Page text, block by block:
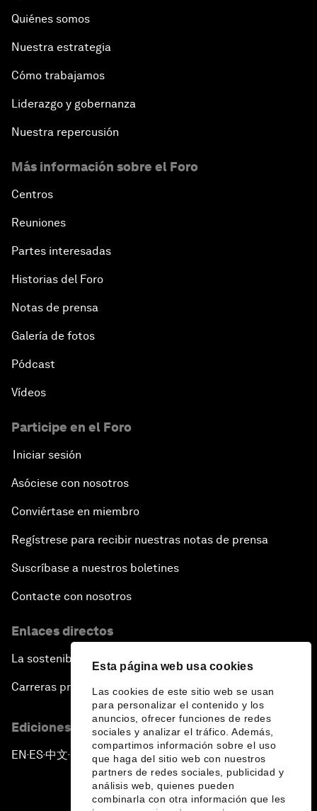
Esta página web usa cookies
Las cookies de este sitio web se usan
para personalizar el contenido y los
anuncios, ofrecer funciones de redes
sociales y analizar el tráfico. Además,
compartimos información sobre el uso
que haga del sitio web con nuestros
partners de redes sociales, publicidad y
análisis web, quienes pueden
combinarla con otra información que les
Quiénes somos
Nuestra estrategia
Cómo trabajamos
Liderazgo y gobernanza
Nuestra repercusión
Más información sobre el Foro
Centros
Reuniones
Partes interesadas
Historias del Foro
Notas de prensa
Galería de fotos
Pódcast
Vídeos
Participe en el Foro
Iniciar sesión
Asóciese con nosotros
Conviértase en miembro
Regístrese para recibir nuestras notas de prensa
Suscríbase a nuestros boletines
Contacte con nosotros
Enlaces directos
La sostenibilidad en el Foro
Carreras profesionales
Ediciones en otros idiomas
EN ▪ ES▪中文▪ 日本語